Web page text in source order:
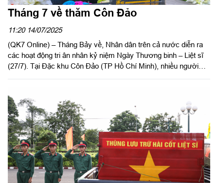
Tháng 7 về thăm Côn Đảo
11:20 14/07/2025
(QK7 Online) – Tháng Bảy về, Nhân dân trên cả nước diễn ra
các hoạt động tri ân nhân kỷ niệm Ngày Thương binh – Liệt sĩ
(27/7). Tại Đặc khu Côn Đảo (TP Hồ Chí Minh), nhiều người
con ưu tú đã ngã xuống vì độc lập, tự do của Tổ quốc.